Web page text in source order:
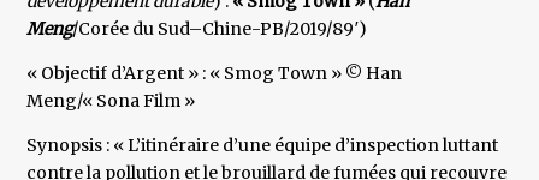
Meng/Corée du Sud–Chine-PB/2019/89′)
« Objectif d’Argent » : « Smog Town » © Han
Meng/« Sona Film »
Synopsis : « L’itinéraire d’une équipe d’inspection luttant
contre la pollution et le brouillard de fumées qui recouvre